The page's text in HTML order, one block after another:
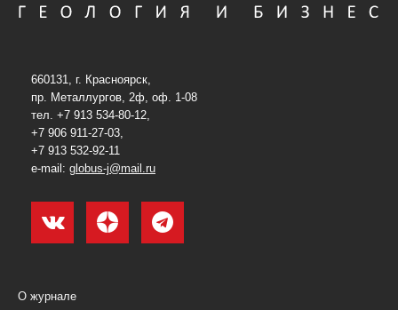
660131, г. Красноярск,
пр. Металлургов, 2ф, оф. 1-08
тел. +7 913 534-80-12,
+7 906 911-27-03,
+7 913 532-92-11
e-mail: globus-j@mail.ru
О журнале